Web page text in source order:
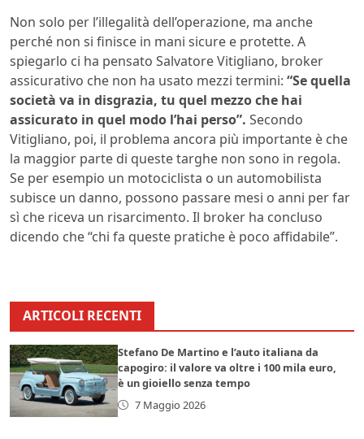
Non solo per l’illegalità dell’operazione, ma anche
perché non si finisce in mani sicure e protette. A
spiegarlo ci ha pensato Salvatore Vitigliano, broker
assicurativo che non ha usato mezzi termini: “Se quella
società va in disgrazia, tu quel mezzo che hai
assicurato in quel modo l’hai perso”. Secondo
Vitigliano, poi, il problema ancora più importante è che
la maggior parte di queste targhe non sono in regola.
Se per esempio un motociclista o un automobilista
subisce un danno, possono passare mesi o anni per far
sì che riceva un risarcimento. Il broker ha concluso
dicendo che “chi fa queste pratiche è poco affidabile”.
ARTICOLI RECENTI
Stefano De Martino e l’auto italiana da
capogiro: il valore va oltre i 100 mila euro,
è un gioiello senza tempo
7 Maggio 2026